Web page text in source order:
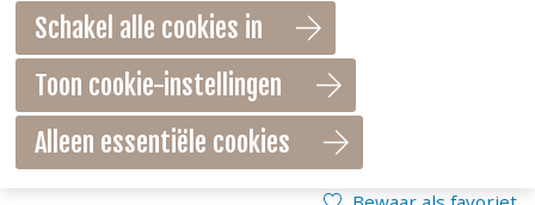
Schakel alle cookies in
Toon cookie-instellingen
Alleen essentiële cookies